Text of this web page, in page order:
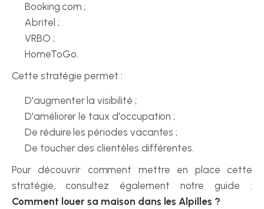
Booking.com ;
Abritel ;
VRBO ;
HomeToGo.
Cette stratégie permet :
D'augmenter la visibilité ;
D'améliorer le taux d'occupation ;
De réduire les périodes vacantes ;
De toucher des clientèles différentes.
Pour découvrir comment mettre en place cette
Comment louer sa maison dans les Alpilles ?